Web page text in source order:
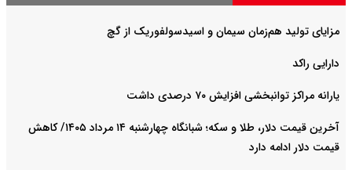
مزایای تولید هم‌زمان سیمان و اسیدسولفوریک از گچ
دارایی راکد
یارانه مراکز توانبخشی افزایش ۷۰ درصدی داشت
آخرین قیمت دلار، طلا و سکه؛ شبانگاه چهارشنبه ۱۴ مرداد ۱۴۰۵/ کاهش
قیمت دلار ادامه دارد